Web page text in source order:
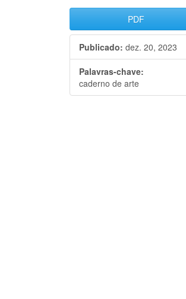
Barra
lateral
de
artigos
PDF
Publicado: dez. 20, 2023
Palavras-chave:
caderno de arte